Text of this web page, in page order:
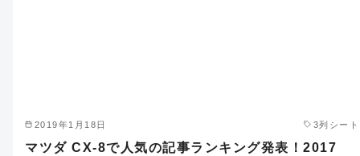
2019年1月18日 3列シート
マツダ CX-8で人気の記事ランキング発表！2017